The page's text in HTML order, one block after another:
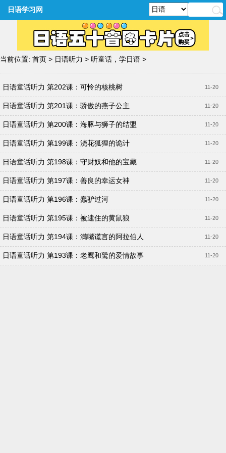
日语学习网
当前位置: 首页 > 日语听力 > 听童话，学日语 >
11-20
日语童话听力 第202课：可怜的核桃树
11-20
日语童话听力 第201课：骄傲的燕子公主
11-20
日语童话听力 第200课：海豚与狮子的结盟
11-20
日语童话听力 第199课：浇花狐狸的诡计
11-20
日语童话听力 第198课：守财奴和他的宝藏
11-20
日语童话听力 第197课：善良的幸运女神
11-20
日语童话听力 第196课：蠢驴过河
11-20
日语童话听力 第195课：被逮住的黄鼠狼
11-20
日语童话听力 第194课：满嘴谎言的阿拉伯人
11-20
日语童话听力 第193课：老鹰和鹫的爱情故事